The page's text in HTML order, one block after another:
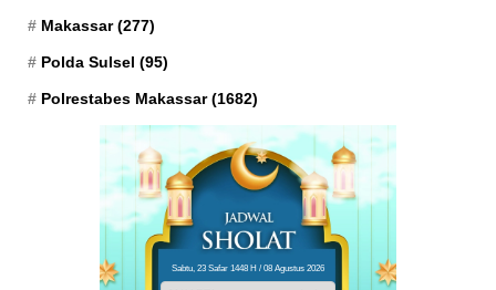
Makassar(277)
Polda Sulsel (95)
Polrestabes Makassar(1682)
Sabtu, 23 Safar 1448 H / 08 Agustus 2026